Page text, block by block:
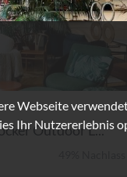
Outdoor L...
Webseite
Ihr Nutzererlebnis